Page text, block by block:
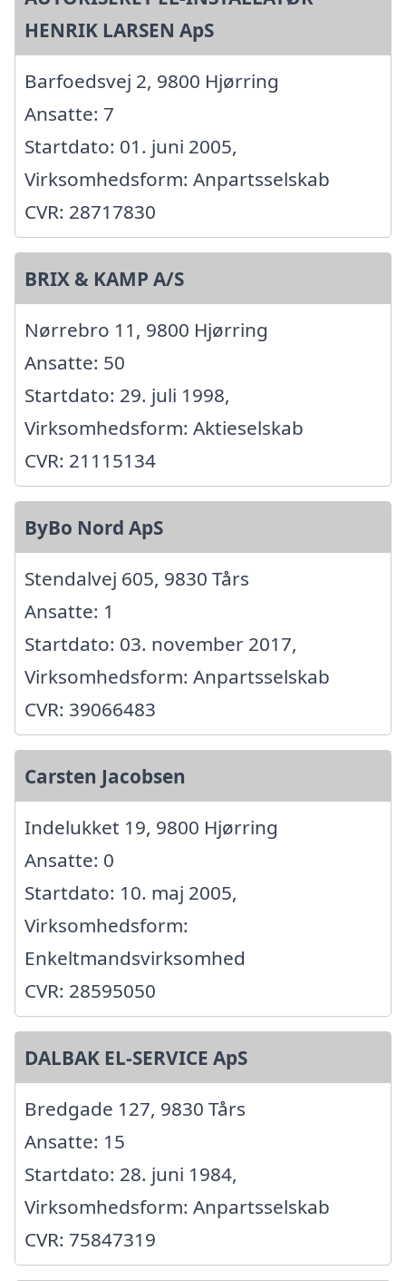
HENRIK LARSEN ApS
Barfoedsvej 2, 9800 Hjørring
Ansatte: 7
Startdato: 01. juni 2005,
Virksomhedsform: Anpartsselskab
CVR: 28717830
BRIX & KAMP A/S
Nørrebro 11, 9800 Hjørring
Ansatte: 50
Startdato: 29. juli 1998,
Virksomhedsform: Aktieselskab
CVR: 21115134
ByBo Nord ApS
Stendalvej 605, 9830 Tårs
Ansatte: 1
Startdato: 03. november 2017,
Virksomhedsform: Anpartsselskab
CVR: 39066483
Carsten Jacobsen
Indelukket 19, 9800 Hjørring
Ansatte: 0
Startdato: 10. maj 2005,
Virksomhedsform:
Enkeltmandsvirksomhed
CVR: 28595050
DALBAK EL-SERVICE ApS
Bredgade 127, 9830 Tårs
Ansatte: 15
Startdato: 28. juni 1984,
Virksomhedsform: Anpartsselskab
CVR: 75847319